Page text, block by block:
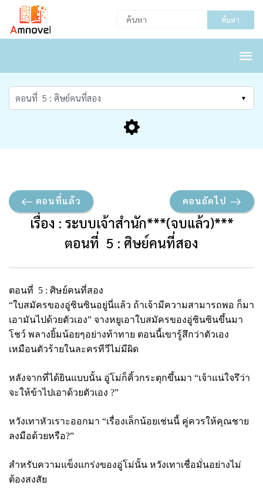
ค้นหา
ตอนที่แล้ว ตอนถัดไป
เรื่อง : ระบบเจ้าสำนัก***(จบแล้ว)***
ตอนที่ 5 : ศิษย์คนที่สอง
ตอนที่ 5 : ศิษย์คนที่สอง
“ใบสมัครของอู่ซินซินอยู่นี่แล้ว ถ้าเจ้ามีความสามารถพอ ก็มา
เอามันไปด้วยตัวเอง” จางหยูเอาใบสมัครของอู่ซินซินขึ้นมา
โชว์ พลางยิ้มน้อยๆอย่างท้าทาย ตอนนี้เขารู้สึกว่าตัวเอง
เหมือนตัวร้ายในละครทีวีไม่มีผิด
หลังจากที่ได้ยินแบบนั้น อู่โม่ก็คิ้วกระตุกขึ้นมา “เจ้าแน่ใจรึว่า
จะให้ข้าไปเอาด้วยตัวเอง ?”
หวังเทาหัวเราะออกมา “เรื่องเล็กน้อยเช่นนี้ คู่ควรให้คุณชาย
ลงมือด้วยหรือ?”
สำหรับความแข็งแกร่งของอู่โม่นั้น หวังเทาเชื่อมั่นอย่างไม่
ต้องสงสัย